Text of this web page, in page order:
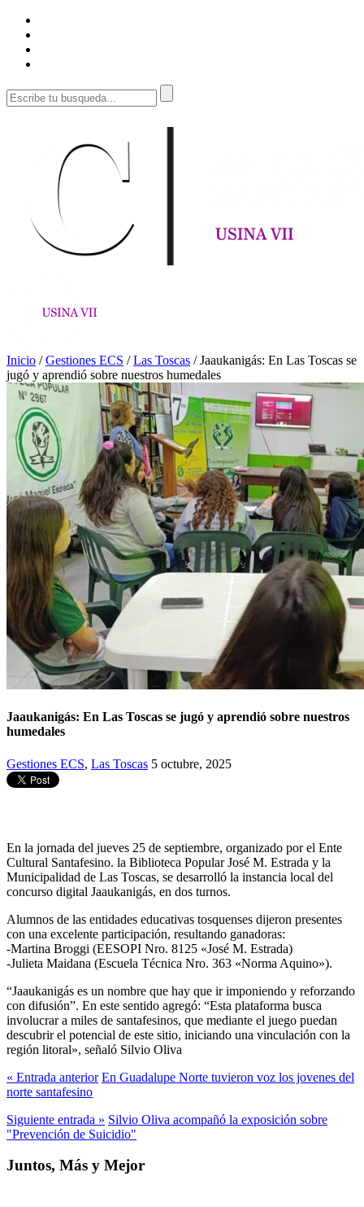
Inicio /Gestiones ECS /Las Toscas /Jaaukanigás: En Las Toscas se
jugó y aprendió sobre nuestros humedales
Jaaukanigás: En Las Toscas se jugó y aprendió sobre nuestros
humedales
Gestiones ECS, Las Toscas 5 octubre, 2025
En la jornada del jueves 25 de septiembre, organizado por el Ente
Cultural Santafesino. la Biblioteca Popular José M. Estrada y la
Municipalidad de Las Toscas, se desarrolló la instancia local del
concurso digital Jaaukanigás, en dos turnos.
Alumnos de las entidades educativas tosquenses dijeron presentes
con una excelente participación, resultando ganadoras:
-Martina Broggi (EESOPI Nro. 8125 «José M. Estrada)
-Julieta Maidana (Escuela Técnica Nro. 363 «Norma Aquino»).
“Jaaukanigás es un nombre que hay que ir imponiendo y reforzando
con difusión”. En este sentido agregó: “Esta plataforma busca
involucrar a miles de santafesinos, que mediante el juego puedan
descubrir el potencial de este sitio, iniciando una vinculación con la
región litoral», señaló Silvio Oliva
« Entrada anterior En Guadalupe Norte tuvieron voz los jovenes del
norte santafesino
Siguiente entrada » Silvio Oliva acompañó la exposición sobre
"Prevención de Suicidio"
Juntos, Más y Mejor